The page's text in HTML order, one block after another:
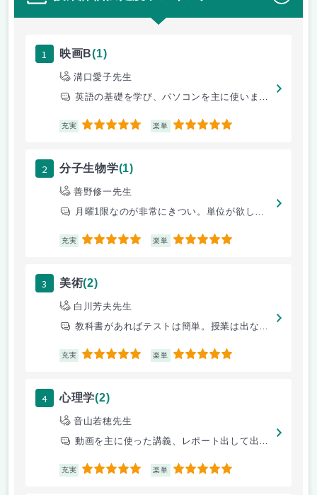
1 映画B(1)
溝口愛子先生
英語の基礎を学び、パソコンを主に使いました。
充実 5 楽単 5
2 分子生物学(1)
善野修一先生
月曜1限なのが非常にきつい。単位が欲しい後輩諸君には早寝早起きを徹底し
充実 5 楽単 5
3 美術(2)
白川芳夫先生
教科書があればテストは簡単。授業は出なくてもよい。
充実 5 楽単 5
4 心理学(2)
音山若穂先生
動画を主に使った講義、レポート出して出席して
充実 5 楽単 5